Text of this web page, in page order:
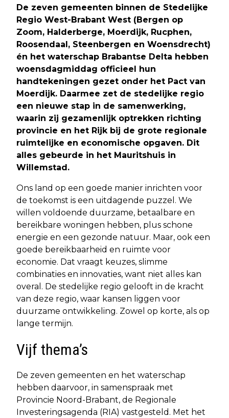
De zeven gemeenten binnen de Stedelijke
Regio West-Brabant West (Bergen op
Zoom, Halderberge, Moerdijk, Rucphen,
Roosendaal, Steenbergen en Woensdrecht)
én het waterschap Brabantse Delta hebben
woensdagmiddag officieel hun
handtekeningen gezet onder het Pact van
Moerdijk. Daarmee zet de stedelijke regio
een nieuwe stap in de samenwerking,
waarin zij gezamenlijk optrekken richting
provincie en het Rijk bij de grote regionale
ruimtelijke en economische opgaven. Dit
alles gebeurde in het Mauritshuis in
Willemstad.
Ons land op een goede manier inrichten voor
de toekomst is een uitdagende puzzel. We
willen voldoende duurzame, betaalbare en
bereikbare woningen hebben, plus schone
energie en een gezonde natuur. Maar, ook een
goede bereikbaarheid en ruimte voor
economie. Dat vraagt keuzes, slimme
combinaties en innovaties, want niet alles kan
overal. De stedelijke regio gelooft in de kracht
van deze regio, waar kansen liggen voor
duurzame ontwikkeling. Zowel op korte, als op
lange termijn.
Vijf thema’s
De zeven gemeenten en het waterschap
hebben daarvoor, in samenspraak met
Provincie Noord-Brabant, de Regionale
Investeringsagenda (RIA) vastgesteld. Met het